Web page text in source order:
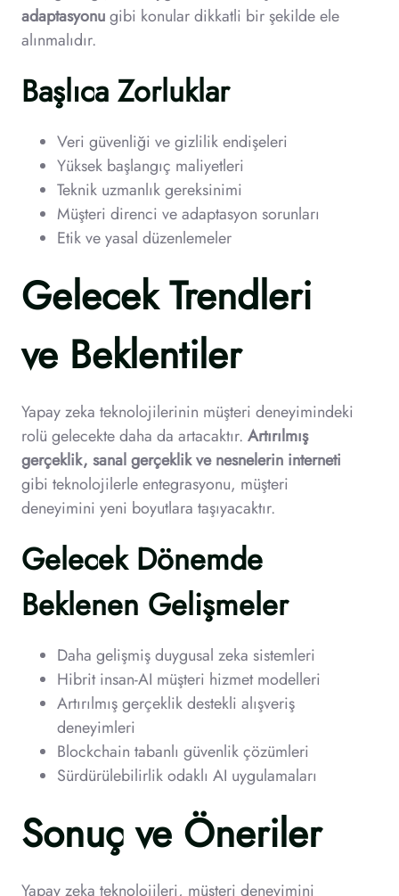
adaptasyonugibi konular dikkatli bir şekilde ele
alınmalıdır.
Başlıca Zorluklar
Veri güvenliği ve gizlilik endişeleri
Yüksek başlangıç maliyetleri
Teknik uzmanlık gereksinimi
Müşteri direnci ve adaptasyon sorunları
Etik ve yasal düzenlemeler
Gelecek Trendleri
ve Beklentiler
Yapay zeka teknolojilerinin müşteri deneyimindeki
rolü gelecekte daha da artacaktır. Artırılmış
gerçeklik, sanal gerçeklik ve nesnelerin interneti
gibi teknolojilerle entegrasyonu, müşteri
deneyimini yeni boyutlara taşıyacaktır.
Gelecek Dönemde
Beklenen Gelişmeler
Daha gelişmiş duygusal zeka sistemleri
Hibrit insan-AI müşteri hizmet modelleri
Artırılmış gerçeklik destekli alışveriş
deneyimleri
Blockchain tabanlı güvenlik çözümleri
Sürdürülebilirlik odaklı AI uygulamaları
Sonuç ve Öneriler
Yapay zeka teknolojileri, müşteri deneyimini